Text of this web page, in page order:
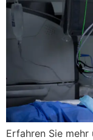
Erfahren Sie